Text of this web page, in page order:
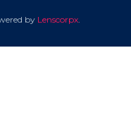
by Lenscorpx.